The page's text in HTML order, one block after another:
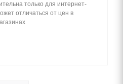
только для интернет-
отличаться от цен в